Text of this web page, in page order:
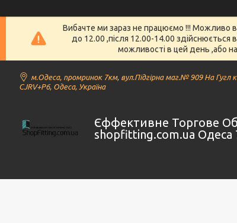
Вибачте ми зараз не працюємо !!! Можливо
до 12.00 ,після 12.00-14.00
можливості в цей день ,або
м.Одеса, промринок 7км, вул.Підгірна маг.№ 909 На
CJRV+P6, Одеса, Україна
Єффективне Торгове
shopfitting.com.ua Одеса